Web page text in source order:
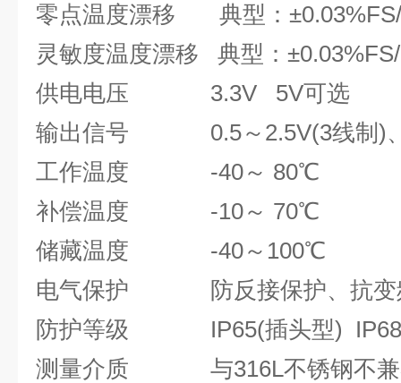
零点温度漂移 典型：
灵敏度温度漂移 典型：
供电电压 3.3V 5V可选
输出信号 0.5～2.5V(3线制)、
工作温度 -40～ 80℃
补偿温度 -10～ 70℃
储藏温度 -40～100℃
电气保护 防反接保护、抗变
防护等级 IP65(插头型)
测量介质 与316L不锈钢不兼